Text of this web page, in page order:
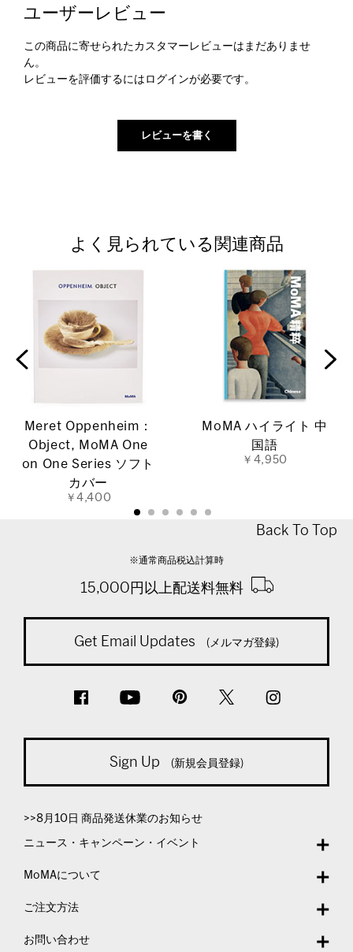
ユーザーレビュー
この商品に寄せられたカスタマーレビューはまだありませ
ん。
レビューを評価するには ログインが必要です。
よく見られている関連商品
Meret Oppenheim：
Object, MoMA One
on One Series ソフト
カバー
￥4,400
MoMA ハイライト 中
国語
￥4,950
Back To Top
※通常商品税込計算時
15,000円以上配送料無料
Get Email Updates (メルマガ登録)
Sign Up (新規会員登録)
>>8月10日 商品発送休業のお知らせ
ニュース・キャンペーン・イベント
MoMAについて
ご注文方法
お問い合わせ